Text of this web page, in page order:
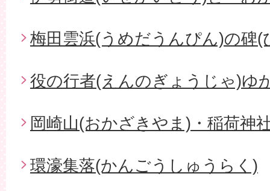
梅田雲浜(うめだうんぴん)の碑(
役の行者(えんのぎょうじゃ)ゆ
岡崎山(おかざきやま)・稲荷神
環濠集落(かんごうしゅうらく)